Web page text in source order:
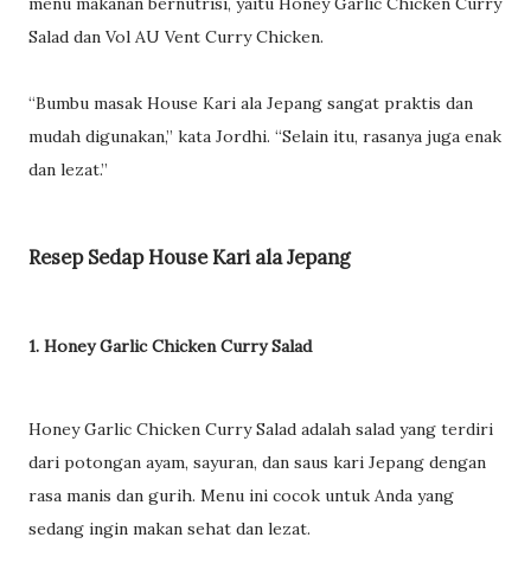
Salad dan Vol AU Vent Curry Chicken.
“Bumbu masak House Kari ala Jepang sangat praktis dan
mudah digunakan,” kata Jordhi. “Selain itu, rasanya juga enak
dan lezat.”
Resep Sedap House Kari ala Jepang
1. Honey Garlic Chicken Curry Salad
Honey Garlic Chicken Curry Salad adalah salad yang terdiri
dari potongan ayam, sayuran, dan saus kari Jepang dengan
rasa manis dan gurih. Menu ini cocok untuk Anda yang
sedang ingin makan sehat dan lezat.